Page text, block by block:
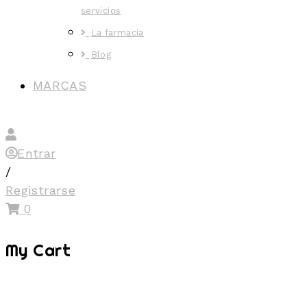
servicios
La farmacia
Blog
MARCAS
Entrar
/
Registrarse
0
My Cart